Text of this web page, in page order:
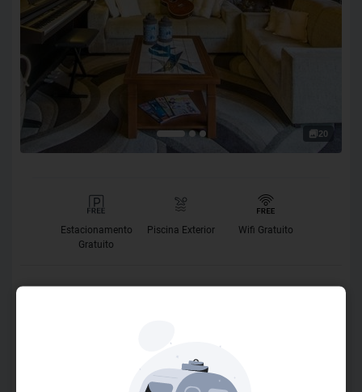
20
Estacionamento
Gratuito
Piscina Exterior Wifi Gratuito
modernos com aquecimento, TV e sofá. Todos são
decorados de forma elegante, em tons naturais, com